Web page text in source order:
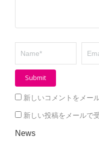
Submit
新しいコメントをメー
新しい投稿をメールで
News